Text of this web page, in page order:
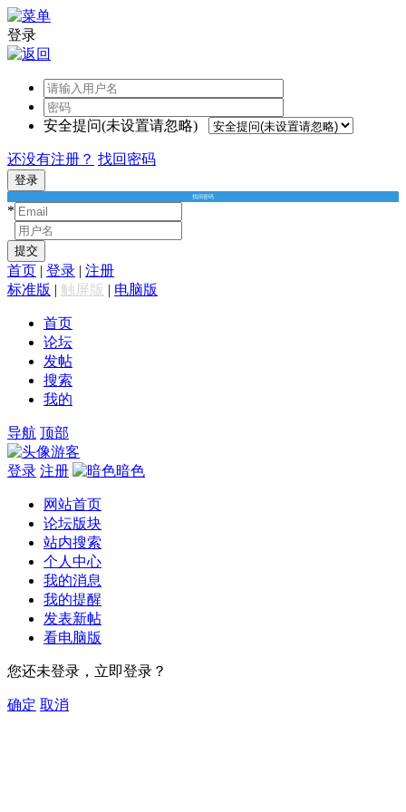
登录
安全提问(未设置请忽略)
还没有注册？ 找回密码
登录
找回密码
*
提交
首页 | 登录 | 注册
标准版 | 触屏版 | 电脑版
首页
论坛
发帖
搜索
我的
导航 顶部
游客
登录 注册 暗色
网站首页
论坛版块
站内搜索
个人中心
我的消息
我的提醒
发表新帖
看电脑版
您还未登录，立即登录？
确定 取消